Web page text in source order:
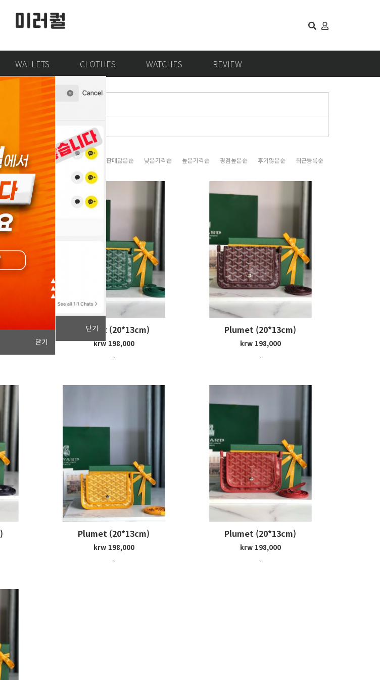
닫기
닫기
WALLETS CLOTHES WATCHES REVIEW
판매많은순 낮은가격순 높은가격순 평점높은순 후기많은순 최근등록순
Plumet (20*13cm)
krw 198,000
~
Plumet (20*13cm)
krw 198,000
~
Plumet (20*13cm)
krw 198,000
~
Plumet (20*13cm)
krw 198,000
~